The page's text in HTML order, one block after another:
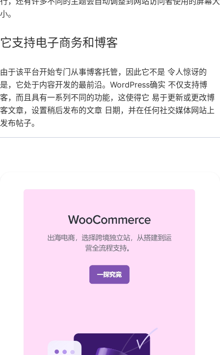
小。
它支持电子商务和博客
由于该平台开始专门从事博客托管，因此它不是 令人惊讶的
是，它处于内容开发的最前沿。WordPress确实 不仅支持博
客，而且具有一系列不同的功能，这使得它 易于更新或更改博
客文章，设置稍后发布的文章 日期，并在任何社交媒体网站上
发布帖子。